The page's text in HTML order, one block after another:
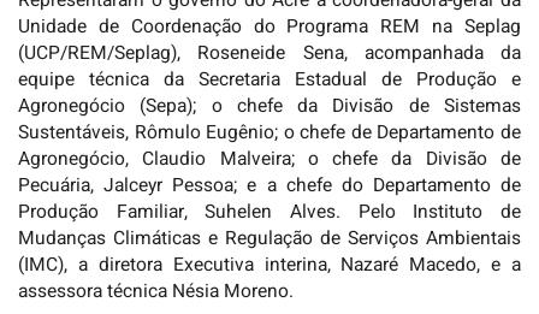
Unidade de Coordenação do Programa REM na Seplag
(UCP/REM/Seplag), Roseneide Sena, acompanhada da
equipe técnica da Secretaria Estadual de Produção e
Agronegócio (Sepa); o chefe da Divisão de Sistemas
Sustentáveis, Rômulo Eugênio; o chefe de Departamento de
Agronegócio, Claudio Malveira; o chefe da Divisão de
Pecuária, Jalceyr Pessoa; e a chefe do Departamento de
Produção Familiar, Suhelen Alves. Pelo Instituto de
Mudanças Climáticas e Regulação de Serviços Ambientais
(IMC), a diretora Executiva interina, Nazaré Macedo, e a
assessora técnica Nésia Moreno.